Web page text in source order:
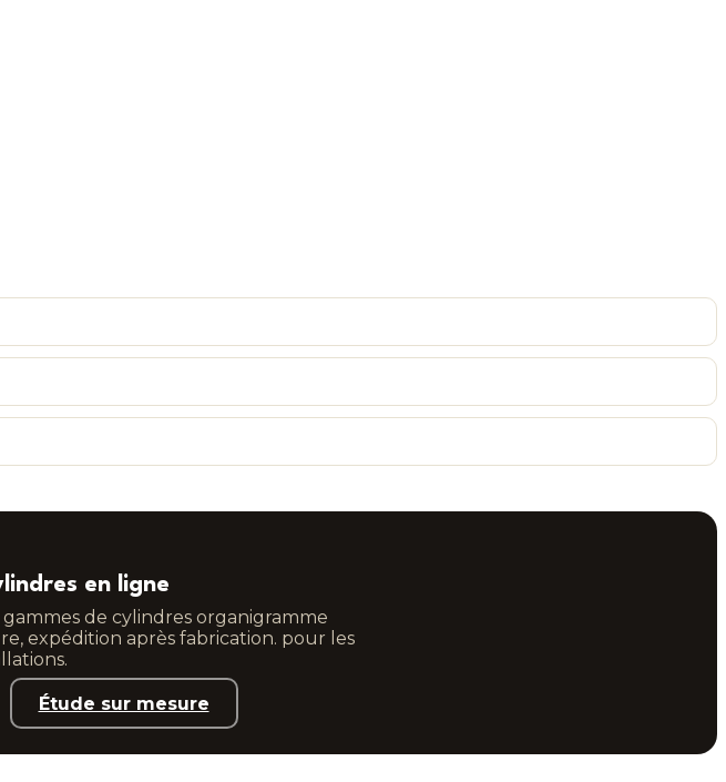
en ligne
de cylindres organigramme
expédition après fabrication. pour les
Étude sur mesure